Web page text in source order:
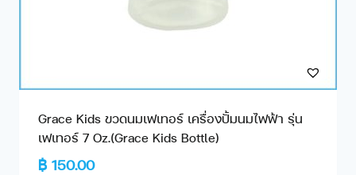
Grace Kids ขวดนมเฟเทอร์ เครื่องปั้มนมไฟฟ้า รุ่น
เฟเทอร์ 7 Oz.(Grace Kids Bottle)
฿ 150.00